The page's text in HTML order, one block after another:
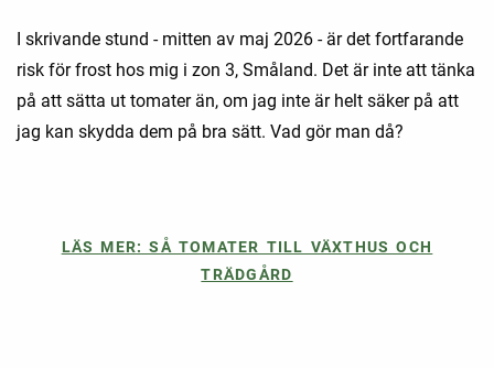
I skrivande stund - mitten av maj 2026 - är det fortfarande
risk för frost hos mig i zon 3, Småland. Det är inte att tänka
på att sätta ut tomater än, om jag inte är helt säker på att
jag kan skydda dem på bra sätt. Vad gör man då?
LÄS MER: SÅ TOMATER TILL VÄXTHUS OCH
TRÄDGÅRD